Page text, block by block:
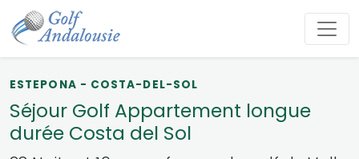
ESTEPONA - COSTA-DEL-SOL
Séjour Golf Appartement longue
durée Costa del Sol